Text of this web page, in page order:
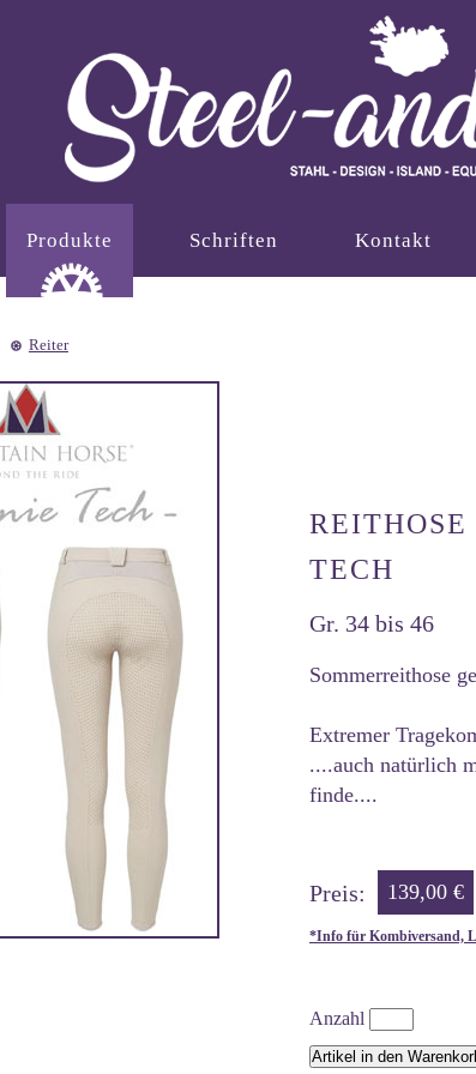
Produkte Schriften Kontakt
Reiter
TECH
Gr. 34 bis 46
Sommerreithose
Extremer
....auch natürlich
finde....
Preis: 139,00 €
*Info für Kombiversand,
Anzahl